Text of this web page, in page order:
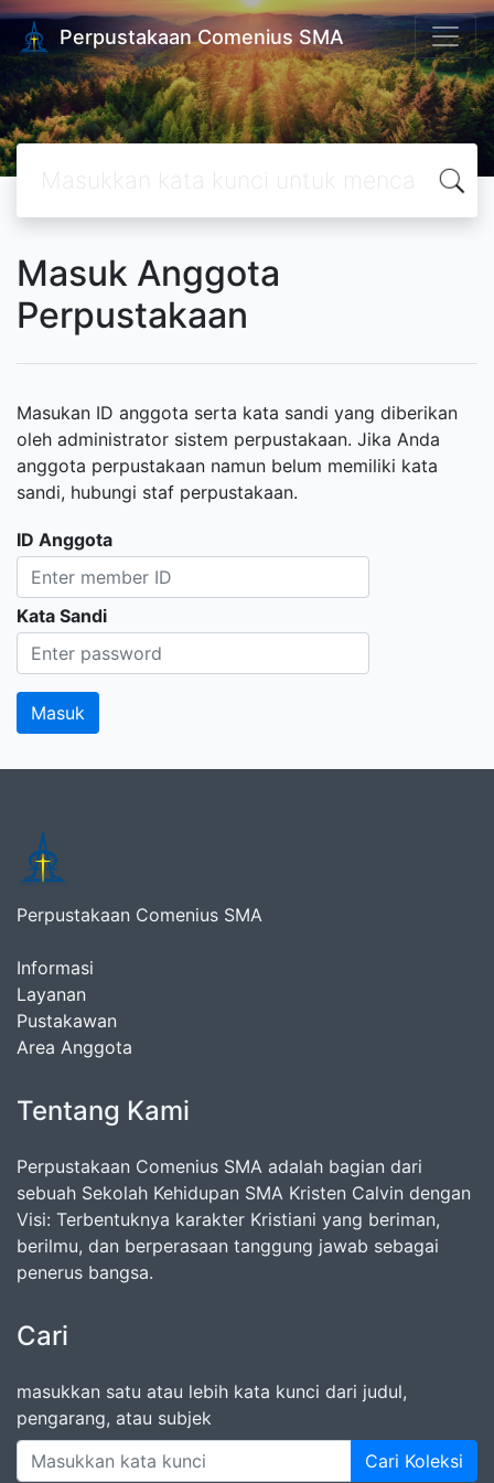
Perpustakaan Comenius SMA
Masuk Anggota
Perpustakaan
Masukan ID anggota serta kata sandi yang diberikan
oleh administrator sistem perpustakaan. Jika Anda
anggota perpustakaan namun belum memiliki kata
sandi, hubungi staf perpustakaan.
ID Anggota
Kata Sandi
Perpustakaan Comenius SMA
Informasi
Layanan
Pustakawan
Area Anggota
Tentang Kami
Perpustakaan Comenius SMA adalah bagian dari
sebuah Sekolah Kehidupan SMA Kristen Calvin dengan
Visi: Terbentuknya karakter Kristiani yang beriman,
berilmu, dan berperasaan tanggung jawab sebagai
penerus bangsa.
Cari
masukkan satu atau lebih kata kunci dari judul,
pengarang, atau subjek
Cari Koleksi